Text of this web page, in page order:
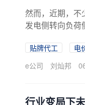
然而，近期，不
发电侧转向负荷
贴牌代工 电
e公司
刘灿邦
行业变局下